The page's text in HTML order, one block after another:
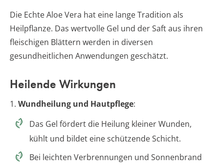
Die Echte Aloe Vera hat eine lange Tradition als
Heilpflanze. Das wertvolle Gel und der Saft aus ihren
fleischigen Blättern werden in diversen
gesundheitlichen Anwendungen geschätzt.
Heilende Wirkungen
1. Wundheilung und Hautpflege:
Das Gel fördert die Heilung kleiner Wunden,
kühlt und bildet eine schützende Schicht.
Bei leichten Verbrennungen und Sonnenbrand